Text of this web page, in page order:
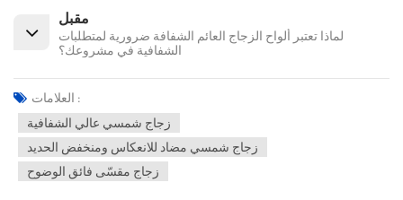
مقبل
لماذا تعتبر ألواح الزجاج العائم الشفافة ضرورية لمتطلبات
الشفافية في مشروعك؟
العلامات :
زجاج شمسي عالي الشفافية
زجاج شمسي مضاد للانعكاس ومنخفض الحديد
زجاج مقسّى فائق الوضوح